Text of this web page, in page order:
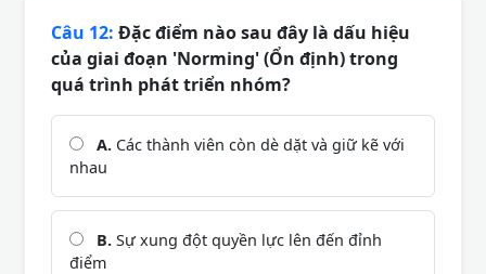
Câu 12: Đặc điểm nào sau đây là dấu hiệu
của giai đoạn 'Norming' (Ổn định) trong
quá trình phát triển nhóm?
A. Các thành viên còn dè dặt và giữ kẽ với
nhau
B. Sự xung đột quyền lực lên đến đỉnh
điểm